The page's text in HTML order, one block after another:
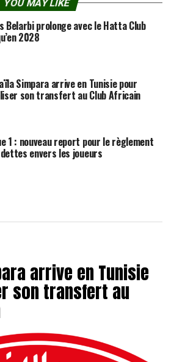
YOU MAY LIKE
Belarbi prolonge avec le Hatta Club
2028
Simpara arrive en Tunisie pour
son transfert au Club Africain
1 : nouveau report pour le règlement
envers les joueurs
arrive en Tunisie
son transfert au